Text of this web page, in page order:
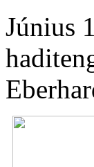
Június